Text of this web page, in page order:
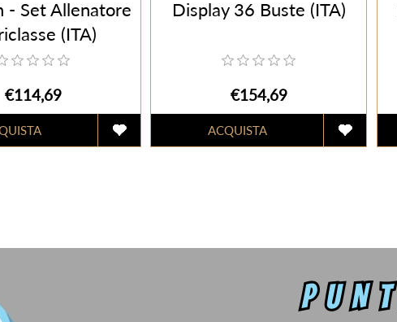
- Set Allenatore
(ITA)
€114,69
Display 36 Buste (ITA)
€154,69